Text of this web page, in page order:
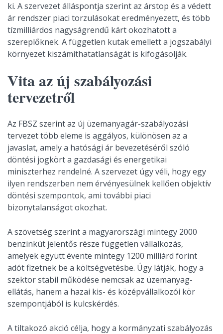
ki. A szervezet álláspontja szerint az árstop és a védett
ár rendszer piaci torzulásokat eredményezett, és több
tízmilliárdos nagyságrendű kárt okozhatott a
szereplőknek. A független kutak emellett a jogszabályi
környezet kiszámíthatatlanságát is kifogásolják.
Vita az új szabályozási
tervezetről
Az FBSZ szerint az új üzemanyagár-szabályozási
tervezet több eleme is aggályos, különösen az a
javaslat, amely a hatósági ár bevezetéséről szóló
döntési jogkört a gazdasági és energetikai
miniszterhez rendelné. A szervezet úgy véli, hogy egy
ilyen rendszerben nem érvényesülnek kellően objektív
döntési szempontok, ami további piaci
bizonytalanságot okozhat.
A szövetség szerint a magyarországi mintegy 2000
benzinkút jelentős része független vállalkozás,
amelyek együtt évente mintegy 1200 milliárd forint
adót fizetnek be a költségvetésbe. Úgy látják, hogy a
szektor stabil működése nemcsak az üzemanyag-
ellátás, hanem a hazai kis- és középvállalkozói kör
szempontjából is kulcskérdés.
A tiltakozó akció célja, hogy a kormányzati szabályozás